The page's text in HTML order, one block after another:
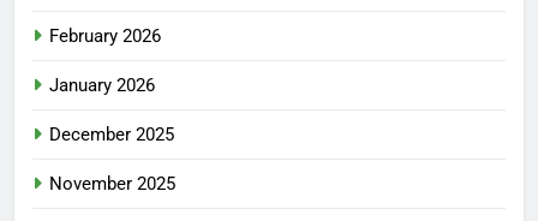
February 2026
January 2026
December 2025
November 2025